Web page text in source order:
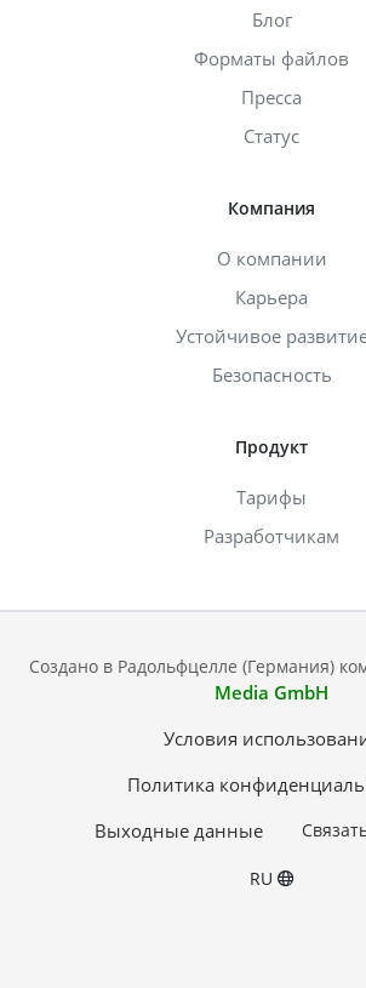
Блог
Форматы файлов
Пресса
Статус
Компания
О компании
Карьера
Устойчивое
Безопасность
Продукт
Тарифы
Разработчикам
Создано в Радольфцелле (Германия)
Media GmbH
Условия
Политика
Выходные данные
RU